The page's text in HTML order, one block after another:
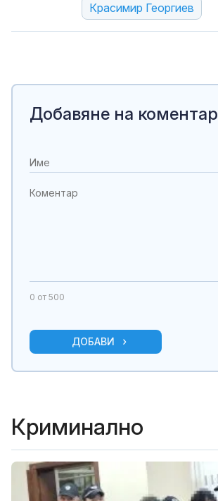
Красимир Георгиев
Добавяне на коментар
0 от 500
ДОБАВИ
Криминално